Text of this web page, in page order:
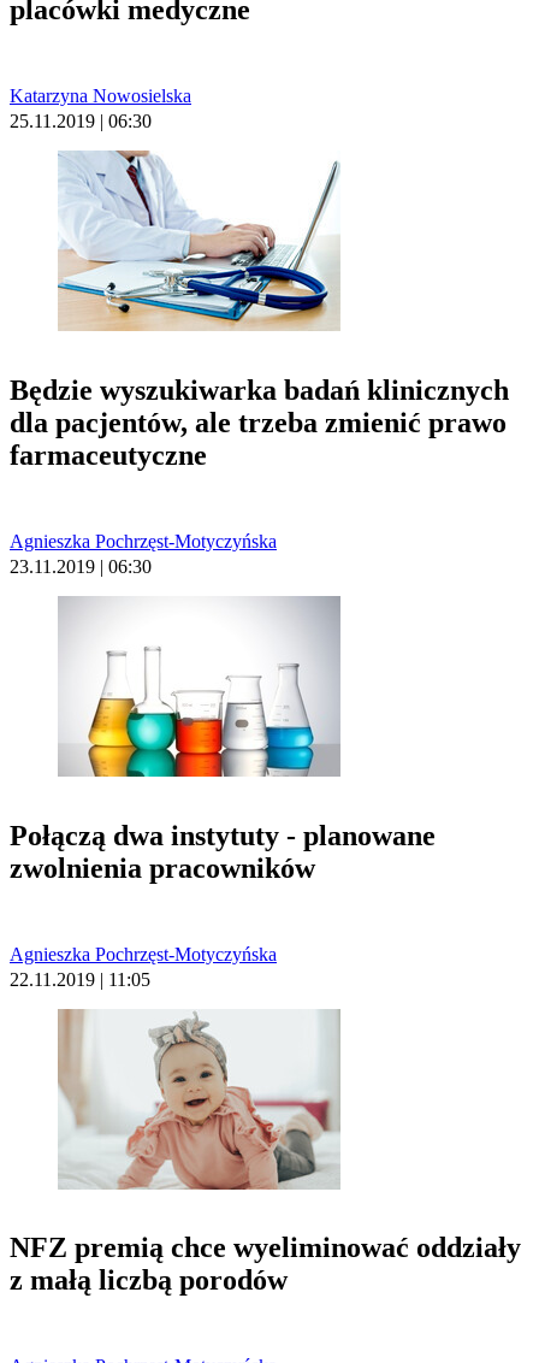
placówki medyczne
Katarzyna Nowosielska
25.11.2019 | 06:30
Będzie wyszukiwarka badań klinicznych
dla pacjentów, ale trzeba zmienić prawo
farmaceutyczne
Agnieszka Pochrzęst-Motyczyńska
23.11.2019 | 06:30
Połączą dwa instytuty - planowane
zwolnienia pracowników
Agnieszka Pochrzęst-Motyczyńska
22.11.2019 | 11:05
NFZ premią chce wyeliminować oddziały
z małą liczbą porodów